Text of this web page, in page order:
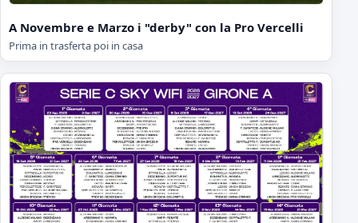
A Novembre e Marzo i "derby" con la Pro Vercelli
Prima in trasferta poi in casa